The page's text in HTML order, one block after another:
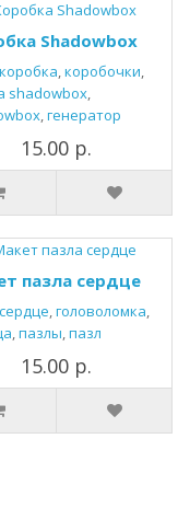
Shadowbox
коробка,коробочки,
shadowbox,
,генератор
15.00 р.
пазла сердце
сердце,головоломка,
,пазлы,пазл
15.00 р.